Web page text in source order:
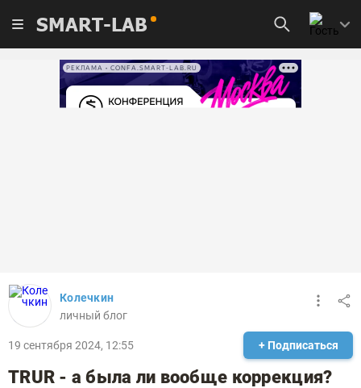
SMART-LAB
РЕКЛАМА • CONFA.SMART-LAB.RU
Колечкин
личный блог
19 сентября 2024, 12:55 + Подписаться
TRUR - а была ли вообще коррекция?